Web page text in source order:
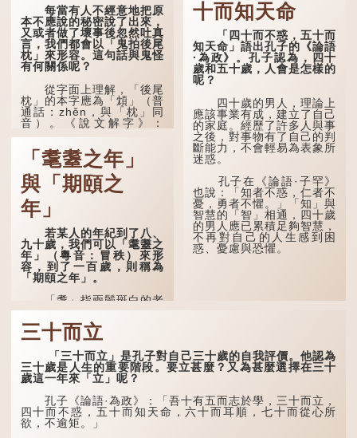
每當有人不經意地把原
本不應說的秘密說了出來，
又或者做了壞事後忽然吐真
言，我們都會以「鬼拍後尾
枕」來形容。這句話與鬼怪
有何關係呢？
從字面上理解，「後尾
枕」的本字應為「䪴」（普
通話：zhěn，與「枕」同
音）。《說文解字》：
後部與枕頭接觸的地方。
民間流傳有一種說法，
人會將一些不欲為人所知的
記憶藏於頸後之處。如果忽
然吐真言，就好像被不明東
西（如鬼魂）在後腦拍了一
下，藏在腦中的秘密便脫口
而出。因此「鬼拍...
「耄耋之年」
與「期頤之
年」
若某人的年紀到了八、
九十歲，我們可以「耄耋之
年」（粵音：冒秩）來形
容，到了一百歲，則稱為
「期頤之年」。
「耄」指兩鬢斑白的老
人家，亦含有思想紊亂的意
思；「耋」更有跌倒的意
思，也是用來形容老人家
的。
曹操《對酒歌》就曾寫
道：「耄耋皆得以壽終，恩
到了一百歲呢？
十而知天命
「四十而不惑，五十而
知天命」語出孔子的《論語
·為政》。孔子認為，四十
歲和五十歲，人會是怎樣的
呢？
四十歲的男人，理論上
應該事業有成，建立了自己
的家庭。經歷了許多人與事
之後，對事物有了自己的判
斷能力，不會輕易為表象所
迷惑。
孔子在《論語·子罕》
也說：「知者不惑，仁者不
憂，勇者不懼。」「知」與
智慧的「智」相通，四十歲
的男人應已累積足夠智慧，
不再對自己的人生感到困
惑、憂慮與恐懼。
三十而立
「三十而立」是孔子對自己三十歲的自我評價。他認為
三十歲是人生的重要階段。要立甚麼？又為甚麼選擇在三十
歲這一年來「立」呢？
孔子《論語·為政》：「吾十有五而志於學，三十而立，
四十而不惑，五十而知天命，六十而耳順，七十而從心所
欲，不逾矩。」